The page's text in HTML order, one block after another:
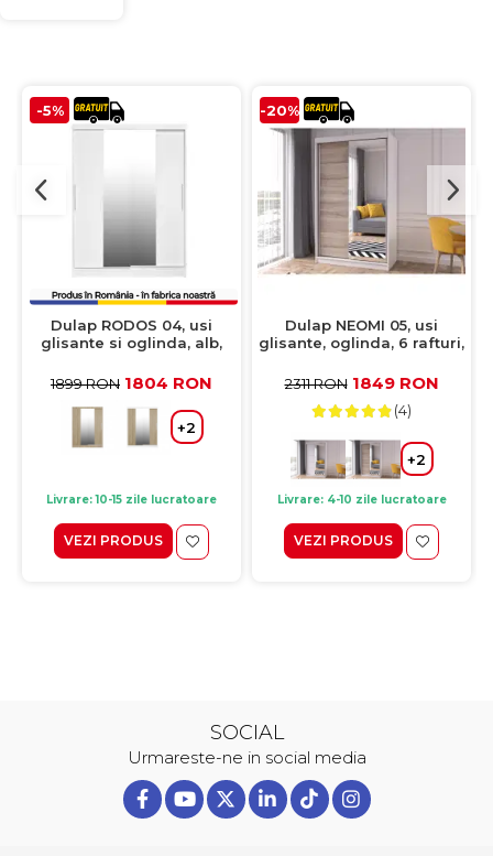
-5%
Dulap RODOS 04, usi
glisante si oglinda, alb,
1899 RON 1804 RON
+2
Livrare: 10-15 zile lucratoare
VEZI PRODUS
-20%
Dulap NEOMI 05, usi
glisante, oglinda, 6 rafturi,
front sonoma, 120x61x200
2311 RON 1849 RON
(4)
+2
Livrare: 4-10 zile lucratoare
VEZI PRODUS
SOCIAL
Urmareste-ne in social media